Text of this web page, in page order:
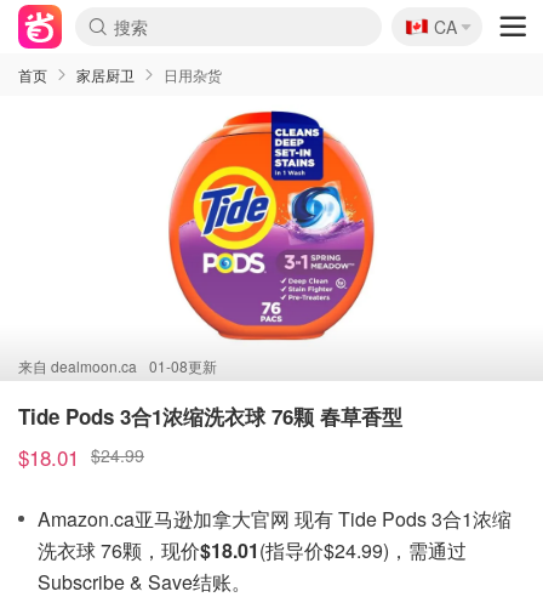
🇨🇦
CA
首页 家居厨卫 日用杂货
来自 dealmoon.ca 01-08更新
Tide Pods 3合1浓缩洗衣球 76颗 春草香型
$18.01 $24.99
Amazon.ca亚马逊加拿大官网 现有 Tide Pods 3合1浓缩
洗衣球 76颗，现价$18.01(指导价$24.99)，需通过
Subscribe & Save结账。